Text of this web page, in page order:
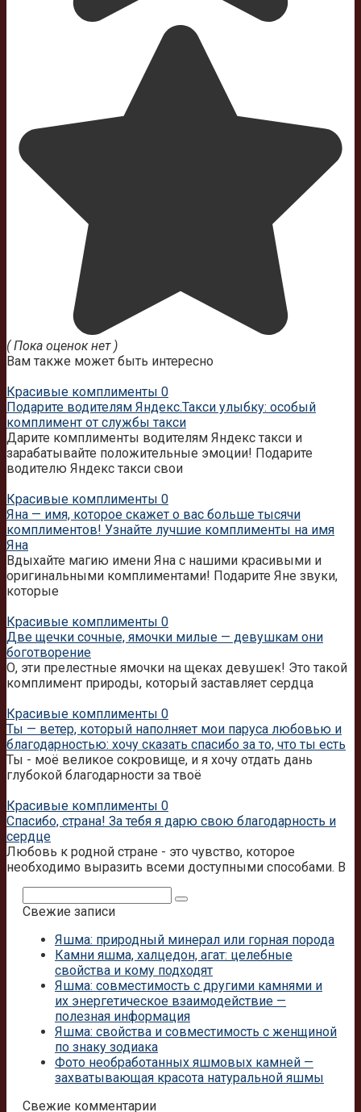
( Пока оценок нет )
Вам также может быть интересно
Красивые комплименты 0
Подарите водителям Яндекс.Такси улыбку: особый
комплимент от службы такси
Дарите комплименты водителям Яндекс такси и
зарабатывайте положительные эмоции! Подарите
водителю Яндекс такси свои
Красивые комплименты 0
Яна — имя, которое скажет о вас больше тысячи
комплиментов! Узнайте лучшие комплименты на имя
Яна
Вдыхайте магию имени Яна с нашими красивыми и
оригинальными комплиментами! Подарите Яне звуки,
которые
Красивые комплименты 0
Две щечки сочные, ямочки милые — девушкам они
боготворение
О, эти прелестные ямочки на щеках девушек! Это такой
комплимент природы, который заставляет сердца
Красивые комплименты 0
Ты — ветер, который наполняет мои паруса любовью и
благодарностью: хочу сказать спасибо за то, что ты есть
Ты - моё великое сокровище, и я хочу отдать дань
глубокой благодарности за твоё
Красивые комплименты 0
Спасибо, страна! За тебя я дарю свою благодарность и
сердце
Любовь к родной стране - это чувство, которое
необходимо выразить всеми доступными способами. В
Свежие записи
Яшма: природный минерал или горная порода
Камни яшма, халцедон, агат: целебные
свойства и кому подходят
Яшма: совместимость с другими камнями и
их энергетическое взаимодействие —
полезная информация
Яшма: свойства и совместимость с женщиной
по знаку зодиака
Фото необработанных яшмовых камней —
захватывающая красота натуральной яшмы
Свежие комментарии